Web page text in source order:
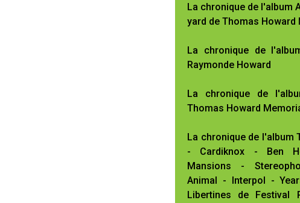
La chronique de l'album
yard de Thomas Howard
La chronique de
Raymonde Howard
La chronique de
Thomas Howard
La chronique de l'album
- Cardiknox - Ben
Mansions -
Animal - Interpol -
Libertines de Festival